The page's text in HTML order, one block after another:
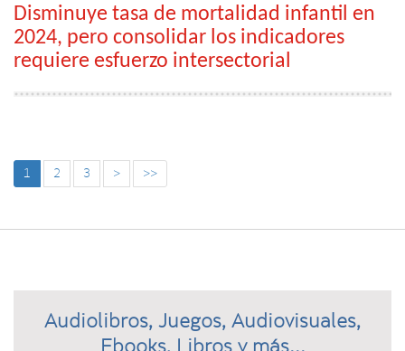
Disminuye tasa de mortalidad infantil en
2024, pero consolidar los indicadores
requiere esfuerzo intersectorial
1 2 3 > >>
Audiolibros, Juegos, Audiovisuales,
Ebooks, Libros y más...